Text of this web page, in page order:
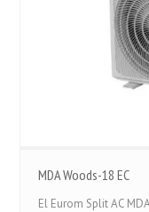
MDA Woods-18 EC
El Eurom Split AC